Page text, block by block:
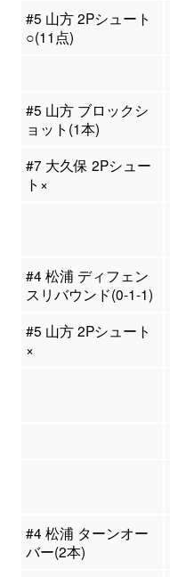
#5 山方 2Pシュート
○(11点)
#5 山方 ブロックシ
ョット(1本)
#7 大久保 2Pシュー
ト×
#4 松浦 ディフェン
スリバウンド(0-1-1)
#5 山方 2Pシュート
×
#4 松浦 ターンオー
バー(2本)